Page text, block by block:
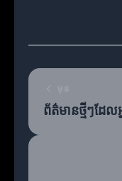
ព័ត៌មានថ្មីៗដែល